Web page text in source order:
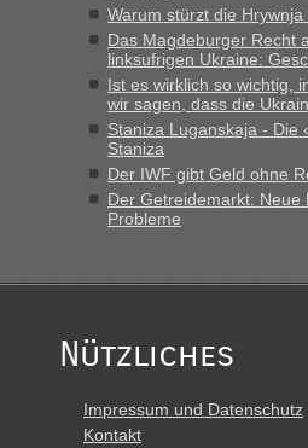
Berichte und Reisetipps •
Grenzübergang zwischen Polen
schnellsten?
„Derzeit, ist es überall sehr voll
Polen. Zb. Krakovets 100 PKW
Montag rüber, versuchen es sehr
Warum stürzt die Hrywnja
Das Magdeburger Recht
linksufrigen Ukraine:
Ist es wirklich so wichtig,
wir sagen, dass die
Staniza Luganskaja - Die
Staniza
Der IWF gibt Geld ohne
Der Getreidemarkt: Neue
Probleme
Nützliches
Impressum und Datenschutz
Kontakt